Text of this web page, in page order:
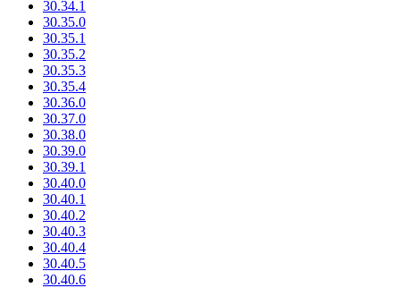
30.34.1
30.35.0
30.35.1
30.35.2
30.35.3
30.35.4
30.36.0
30.37.0
30.38.0
30.39.0
30.39.1
30.40.0
30.40.1
30.40.2
30.40.3
30.40.4
30.40.5
30.40.6